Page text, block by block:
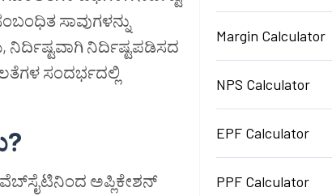
ಸಾವುಗಳನ್ನು
ನಿರ್ದಿಷ್ಟವಾಗಿ ನಿರ್ದಿಷ್ಟಪಡಿಸದ
ಸಂದರ್ಭದಲ್ಲಿ
ಅಪ್ಲಿಕೇಶನ್
Margin Calculator
NPS Calculator
EPF Calculator
PPF Calculator